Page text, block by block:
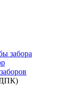
забора